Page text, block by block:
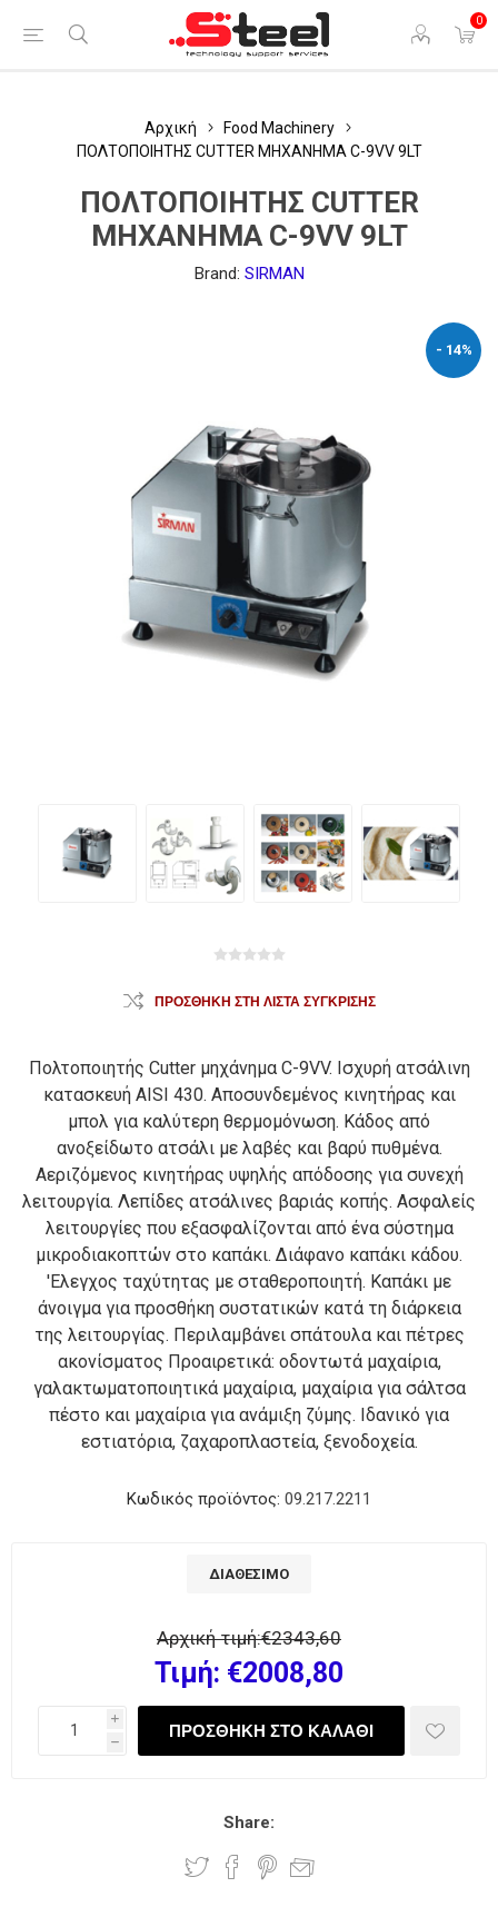
0
Αρχική
Food Machinery
ΠΟΛΤΟΠΟΙΗΤΗΣ CUTTER ΜΗΧΑΝΗΜΑ C-9VV 9LT
ΠΟΛΤΟΠΟΙΗΤΗΣ CUTTER
ΜΗΧΑΝΗΜΑ C-9VV 9LT
Brand: SIRMAN
- 14%
ΠΡΟΣΘΉΚΗ ΣΤΗ ΛΊΣΤΑ ΣΎΓΚΡΙΣΗΣ
Πολτοποιητής Cutter μηχάνημα C-9VV. Ισχυρή ατσάλινη
κατασκευή AISI 430. Αποσυνδεμένος κινητήρας και
μπολ για καλύτερη θερμομόνωση. Κάδος από
ανοξείδωτο ατσάλι με λαβές και βαρύ πυθμένα.
Αεριζόμενος κινητήρας υψηλής απόδοσης για συνεχή
λειτουργία. Λεπίδες ατσάλινες βαριάς κοπής. Ασφαλείς
λειτουργίες που εξασφαλίζονται από ένα σύστημα
μικροδιακοπτών στο καπάκι. Διάφανο καπάκι κάδου.
'Ελεγχος ταχύτητας με σταθεροποιητή. Καπάκι με
άνοιγμα για προσθήκη συστατικών κατά τη διάρκεια
της λειτουργίας. Περιλαμβάνει σπάτουλα και πέτρες
ακονίσματος Προαιρετικά: οδοντωτά μαχαίρια,
γαλακτωματοποιητικά μαχαίρια, μαχαίρια για σάλτσα
πέστο και μαχαίρια για ανάμιξη ζύμης. Ιδανικό για
εστιατόρια, ζαχαροπλαστεία, ξενοδοχεία.
Κωδικός προϊόντος: 09.217.2211
ΔΙΑΘΈΣΙΜΟ
Αρχική τιμή:€2343,60
Τιμή: €2008,80
i
h
Share: